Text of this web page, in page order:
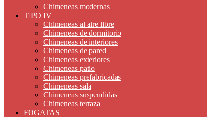
Chimeneas modernas
TIPO IV
Chimeneas al aire libre
Chimeneas de dormitorio
Chimeneas de interiores
Chimeneas de pared
Chimeneas exteriores
Chimeneas patio
Chimeneas prefabricadas
Chimeneas sala
Chimeneas suspendidas
Chimeneas terraza
FOGATAS